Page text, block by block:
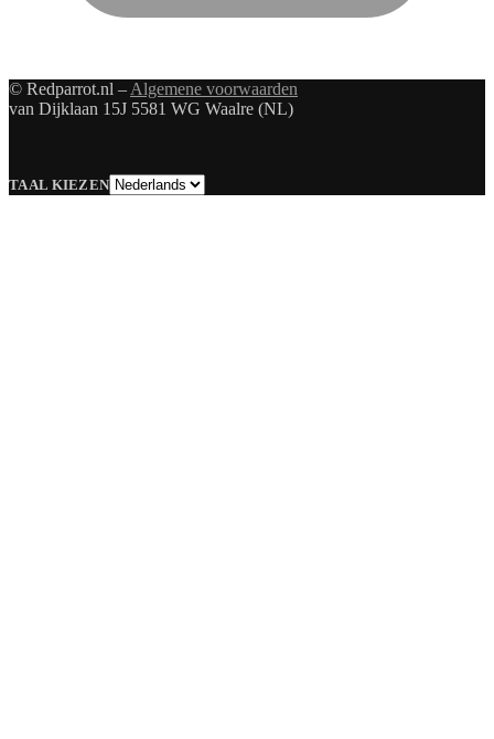
© Redparrot.nl – Algemene voorwaarden
van Dijklaan 15J 5581 WG Waalre (NL)
TAAL KIEZENTaal